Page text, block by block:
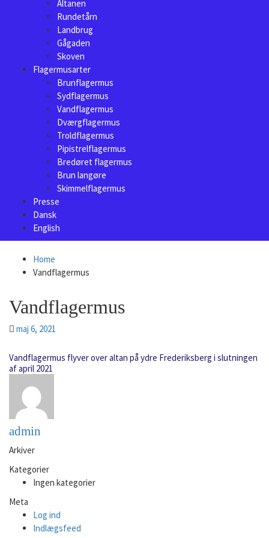
Altanen
Rundetårn
Landbrug
Gågaden
Skoven
Flagermusarter
Brunflagermus
Sydflagermus
Vandflagermus
Dværgflagermus
Troldflagermus
Pipistrelflagermus
Bredøret flagermus
Brun langøre
Skimmelflagermus
Presse
Dansk
English
Home
Vandflagermus
Vandflagermus
maj 6, 2021
Vandflagermus flyver over altan på ydre Frederiksberg i slutningen
af april 2021
admin
Arkiver
Kategorier
Ingen kategorier
Meta
Log ind
Indlægsfeed